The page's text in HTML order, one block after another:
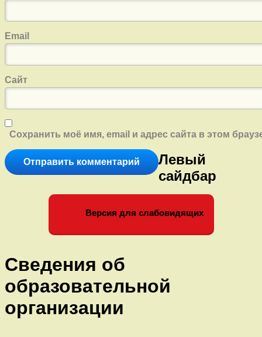
Email
Сайт
Сохранить моё имя, email и адрес сайта в этом
Левый
сайдбар
Версия для слабовидящих
Сведения об
образовательной
организации